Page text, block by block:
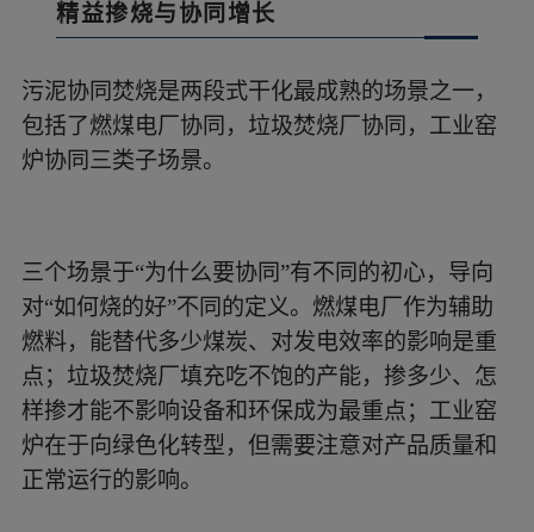
精益掺烧与协同增长
污泥协同焚烧是两段式干化最成熟的场景之一，
包括了燃煤电厂协同，垃圾焚烧厂协同，工业窑
炉协同三类子场景。
三个场景于“为什么要协同”有不同的初心，导向
对“如何烧的好”不同的定义。燃煤电厂作为辅助
燃料，能替代多少煤炭、对发电效率的影响是重
点；垃圾焚烧厂填充吃不饱的产能，掺多少、怎
样掺才能不影响设备和环保成为最重点；工业窑
炉在于向绿色化转型，但需要注意对产品质量和
正常运行的影响。